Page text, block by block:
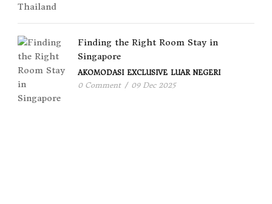
Finding the Right Room Stay in
Singapore
AKOMODASI EXCLUSIVE LUAR NEGERI
0 Comment / 09 Dec 2025